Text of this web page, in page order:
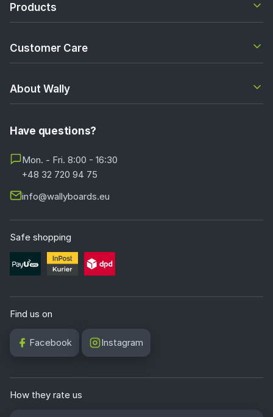
Products
Customer Care
About Wally
Have questions?
Mon. - Fri. 8:00 - 16:30
+48 32 720 94 75
info@wallyboards.eu
Safe shopping
Find us on
Facebook Instagram
How they rate us